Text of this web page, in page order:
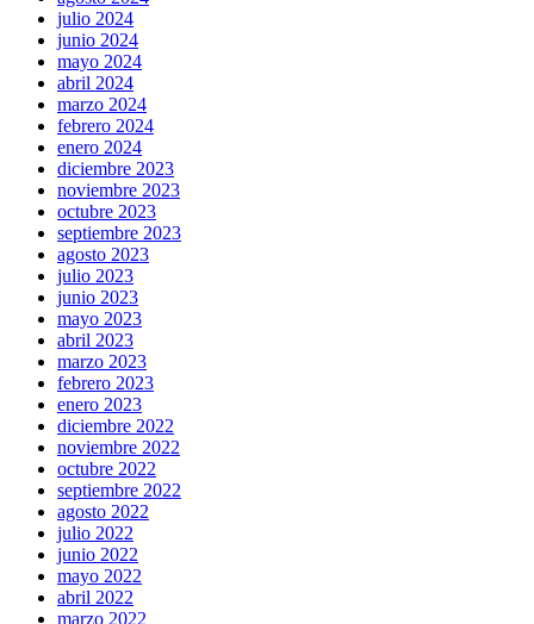
julio 2024
junio 2024
mayo 2024
abril 2024
marzo 2024
febrero 2024
enero 2024
diciembre 2023
noviembre 2023
octubre 2023
septiembre 2023
agosto 2023
julio 2023
junio 2023
mayo 2023
abril 2023
marzo 2023
febrero 2023
enero 2023
diciembre 2022
noviembre 2022
octubre 2022
septiembre 2022
agosto 2022
julio 2022
junio 2022
mayo 2022
abril 2022
marzo 2022